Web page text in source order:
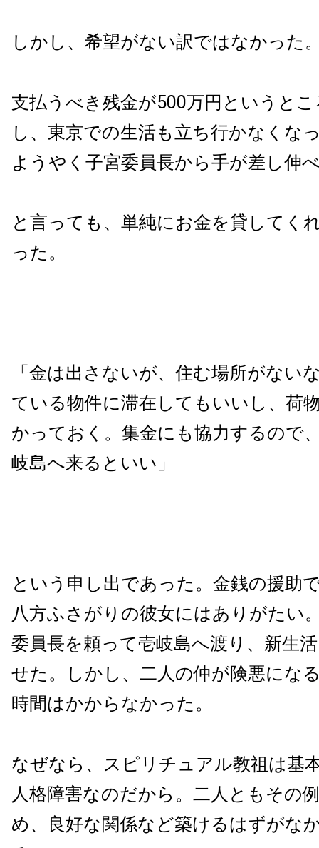
しかし、希望がない訳ではなかった
支払うべき残金が500万円というと
し、東京での生活も立ち行かなくな
ようやく子宮委員長から手が差し伸
と言っても、単純にお金を貸してく
った。
「金は出さないが、住む場所がない
ている物件に滞在してもいいし、荷
かっておく。集金にも協力するので
岐島へ来るといい」
という申し出であった。金銭の援助
八方ふさがりの彼女にはありがたい
委員長を頼って壱岐島へ渡り、新生
せた。しかし、二人の仲が険悪にな
時間はかからなかった。
なぜなら、スピリチュアル教祖は基
人格障害なのだから。二人ともその
め、良好な関係など築けるはずがな